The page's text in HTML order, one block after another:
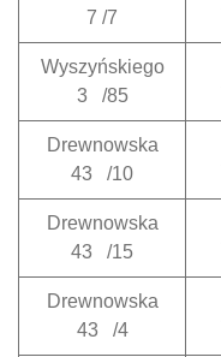
7 /7
Wyszyńskiego
3 /85
Drewnowska
43 /10
Drewnowska
43 /15
Drewnowska
43 /4